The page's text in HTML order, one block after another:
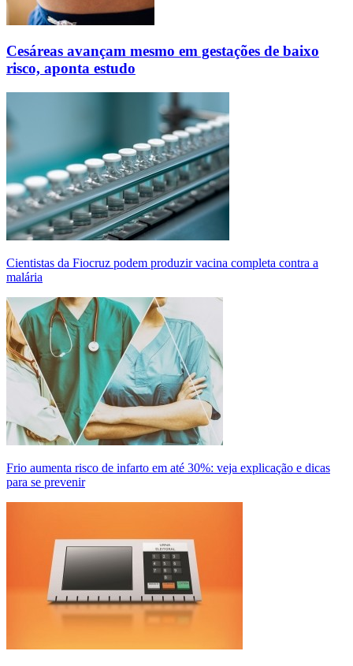
Cesáreas avançam mesmo em gestações de baixo
risco, aponta estudo
Cientistas da Fiocruz podem produzir vacina completa contra a
malária
Frio aumenta risco de infarto em até 30%: veja explicação e dicas
para se prevenir